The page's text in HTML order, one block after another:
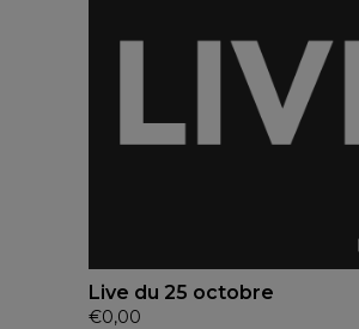
Live du 25 octobre
€0,00